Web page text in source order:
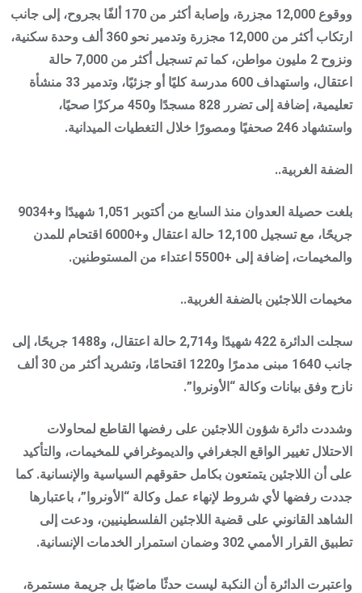
ووقوع 12,000 مجزرة، وإصابة أكثر من 170 ألفًا بجروح، إلى جانب
ارتكاب أكثر من 12,000 مجزرة وتدمير نحو 360 ألف وحدة سكنية،
ونزوح 2 مليون مواطن، كما تم تسجيل أكثر من 7,000 حالة
اعتقال، واستهداف 600 مدرسة كليًا أو جزئيًا، وتدمير 33 منشأة
تعليمية، إضافة إلى تضرر 828 مسجدًا و450 مركزًا صحيًا،
واستشهاد 246 صحفيًا ومصورًا خلال التغطيات الميدانية.
الضفة الغربية..
بلغت حصيلة العدوان منذ السابع من أكتوبر 1,051 شهيدًا و+9034
جريحًا، مع تسجيل 12,100 حالة اعتقال و+6000 اقتحام للمدن
والمخيمات، إضافة إلى +5500 اعتداء من المستوطنين.
مخيمات اللاجئين بالضفة الغربية..
سجلت الدائرة 422 شهيدًا و2,714 حالة اعتقال، و1488 جريحًا، إلى
جانب 1640 مبنى مدمرًا و1220 اقتحامًا، وتشريد أكثر من 30 ألف
نازح وفق بيانات وكالة “الأونروا”.
وشددت دائرة شؤون اللاجئين على رفضها القاطع لمحاولات
الاحتلال تغيير الواقع الجغرافي والديموغرافي للمخيمات، والتأكيد
على أن اللاجئين يتمتعون بكامل حقوقهم السياسية والإنسانية. كما
جددت رفضها لأي شروط لإنهاء عمل وكالة “الأونروا”، باعتبارها
الشاهد القانوني على قضية اللاجئين الفلسطينيين، ودعت إلى
تطبيق القرار الأممي 302 وضمان استمرار الخدمات الإنسانية.
واعتبرت الدائرة أن النكبة ليست حدثًا ماضيًا بل جريمة مستمرة،